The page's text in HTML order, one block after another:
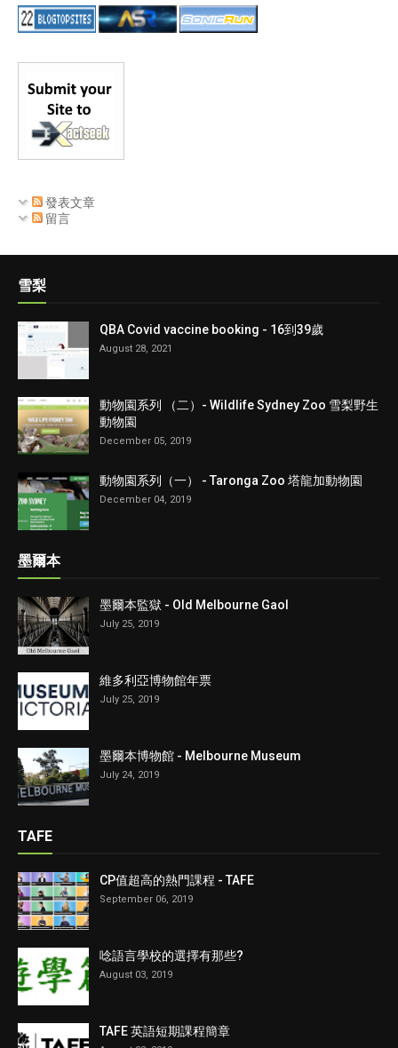
發表文章
留言
雪梨
QBA Covid vaccine booking - 16到39歲
August 28, 2021
動物園系列 （二）- Wildlife Sydney Zoo 雪梨野生
動物園
December 05, 2019
動物園系列（一） - Taronga Zoo 塔龍加動物園
December 04, 2019
墨爾本
墨爾本監獄 - Old Melbourne Gaol
July 25, 2019
維多利亞博物館年票
July 25, 2019
墨爾本博物館 - Melbourne Museum
July 24, 2019
TAFE
CP值超高的熱門課程 - TAFE
September 06, 2019
唸語言學校的選擇有那些?
August 03, 2019
TAFE 英語短期課程簡章